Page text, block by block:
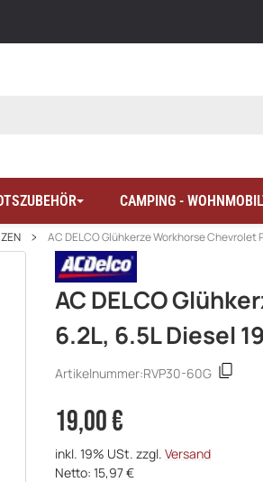
CAMPING -
AC DELCO Glühkerze Workhorse Chevrolet
AC DELCO
6.2L, 6.5L Diesel
Artikelnummer:RVP30-60G
19,00 €
inkl. 19% USt. zzgl. Versand
Netto: 15,97 €